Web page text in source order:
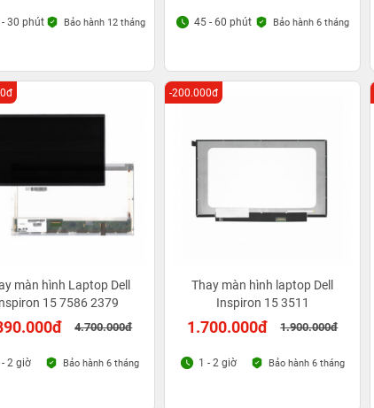
- 30 phút Bảo hành 12 tháng 45 - 60 phút Bảo hành 6 tháng
màn hình Laptop Dell
15 7586 2379
4.700.000đ
- 2 giờ Bảo hành 6 tháng
Thay màn hình laptop Dell
Inspiron 15 3511
1.700.000đ 1.900.000đ
-200.000đ
1 - 2 giờ Bảo hành 6 tháng